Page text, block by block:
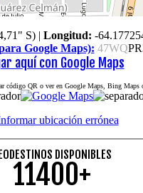
S) | Longitud: -
Google Maps): 47WQ
aquí con Google Maps
código QR o ver en Google Maps, Bing Maps
DISPONIBLES
11400+